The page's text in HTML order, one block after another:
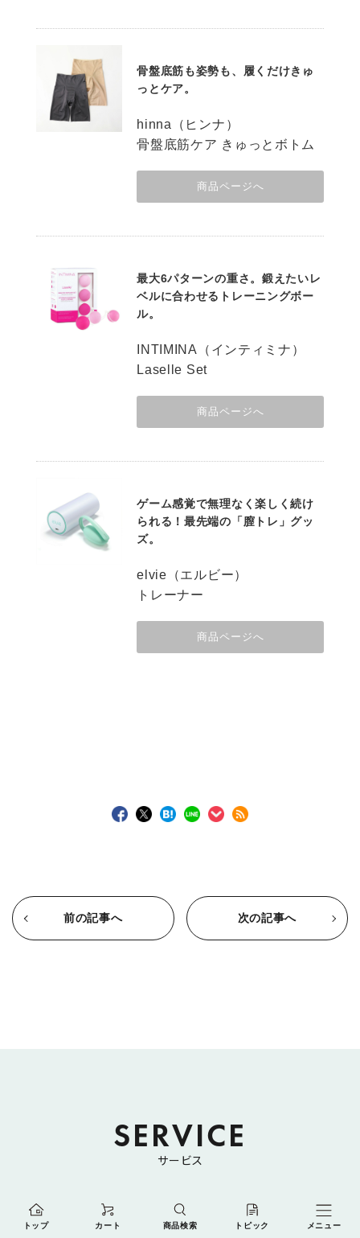
トップ カート 商品検索 トピック メニュー
骨盤底筋も姿勢も、履くだけきゅ
っとケア。
hinna（ヒンナ）
骨盤底筋ケア きゅっとボトム
商品ページへ
最大6パターンの重さ。鍛えたいレ
ベルに合わせるトレーニングボー
ル。
INTIMINA（インティミナ）
Laselle Set
商品ページへ
ゲーム感覚で無理なく楽しく続け
られる！最先端の「膣トレ」グッ
ズ。
elvie（エルビー）
トレーナー
商品ページへ
前の記事へ 次の記事へ
SERVICE
サービス